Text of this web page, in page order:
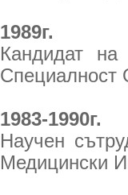
1989г.
Кандидат
Специалност
1983-1990г.
Научен
Медицински